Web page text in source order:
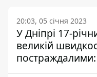
20:03, 05 січня 2023
У Дніпрі 17-
великій